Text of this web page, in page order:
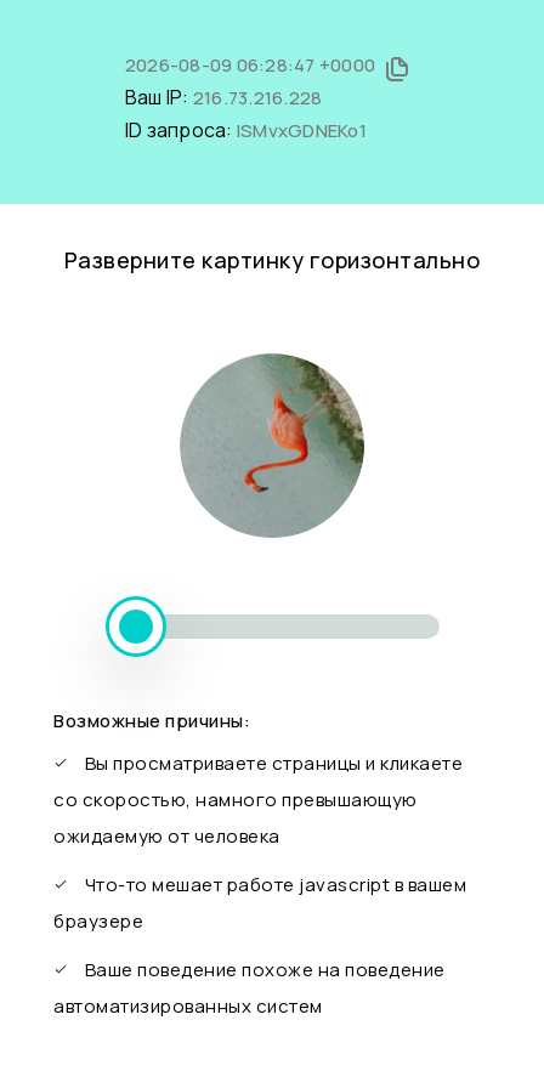
2026-08-09 06:28:47 +0000
Ваш IP: 216.73.216.228
ID запроса: lSMvxGDNEKo1
Разверните картинку горизонтально
Возможные причины:
Вы просматриваете страницы и кликаете
со скоростью, намного превышающую
ожидаемую от человека
Что-то мешает работе javascript в вашем
браузере
Ваше поведение похоже на поведение
автоматизированных систем